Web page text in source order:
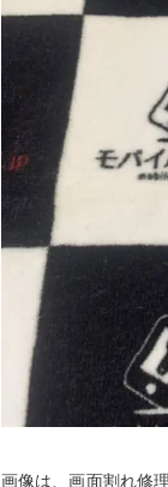
画像は、画面割れ修